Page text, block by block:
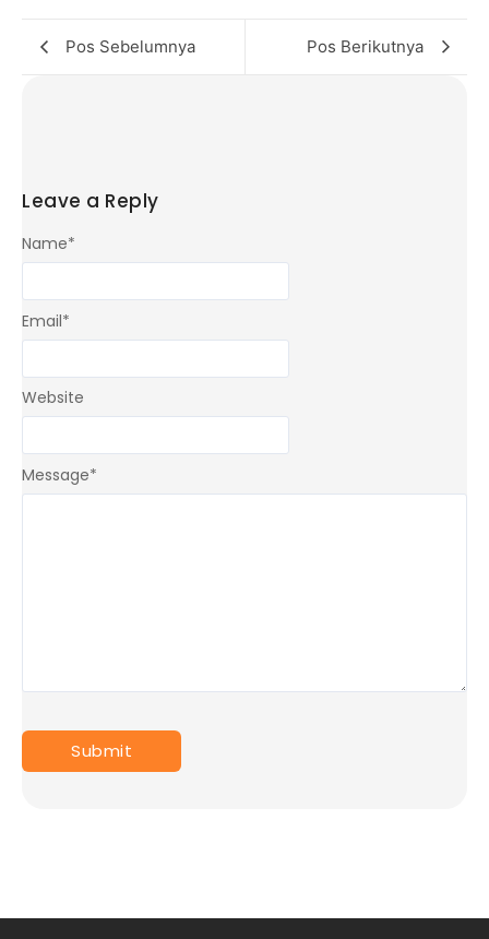
Pos Sebelumnya Pos Berikutnya
Leave a Reply
Message*
Name*
Email*
Website